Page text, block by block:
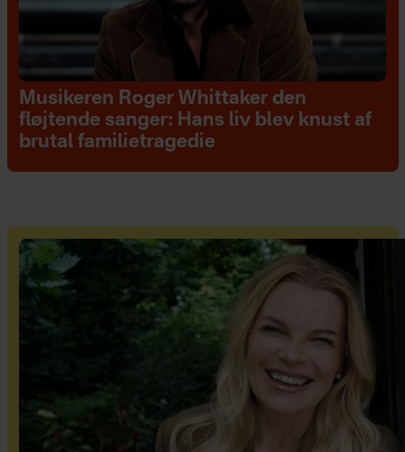
Musikeren Roger Whittaker den
fløjtende sanger: Hans liv blev knust af
brutal familietragedie